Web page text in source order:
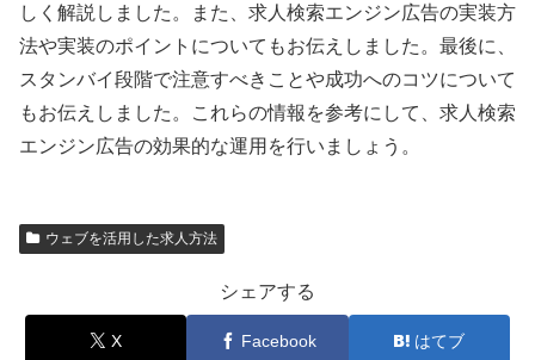
しく解説しました。また、求人検索エンジン広告の実装方
法や実装のポイントについてもお伝えしました。最後に、
スタンバイ段階で注意すべきことや成功へのコツについて
もお伝えしました。これらの情報を参考にして、求人検索
エンジン広告の効果的な運用を行いましょう。
ウェブを活用した求人方法
シェアする
X Facebook はてブ